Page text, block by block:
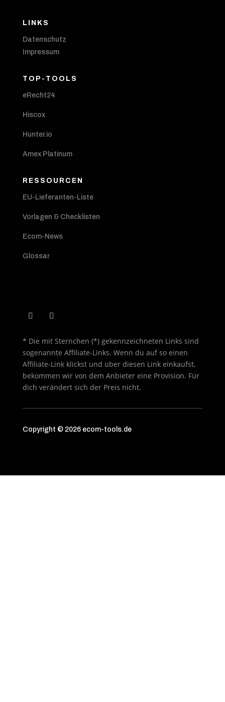
LINKS
Datenschutz
Impressum
TOP-TOOLS
eRecht24
Hiscox
Hunter.io
Amex Platinum
RESSOURCEN
EU-Lieferanten-Liste
Vorlagen & Checklisten
Ecom-News
Glossar
* Die mit Sternchen (*) gekennzeichneten Links sind
sogenannte Affiliate-Links. Wenn du auf so einen
Affiliate-Link klickst und über diesen Link einkaufst,
bekommen wir von dem Anbieter eine Provision. Für
dich verändert sich der Preis nicht.
Copyright © 2026 ecom-tools.de